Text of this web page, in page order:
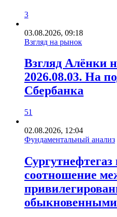
3
03.08.2026, 09:18
Взгляд на рынок
Взгляд Алёнки
2026.08.03. На
Сбербанка
51
02.08.2026, 12:04
Фундаментальный анализ
соотношение